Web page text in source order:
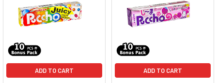
ADD TO CART ADD TO CART